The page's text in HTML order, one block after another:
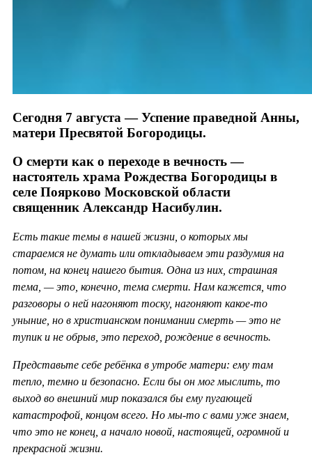
Сегодня 7 августа — Успение праведной Анны,
матери Пресвятой Богородицы.
О смерти как о переходе в вечность —
настоятель храма Рождества Богородицы в
селе Поярково Московской области
священник Александр Насибулин.
Есть такие темы в нашей жизни, о которых мы
стараемся не думать или откладываем эти раздумия на
потом, на конец нашего бытия. Одна из них, страшная
тема, — это, конечно, тема смерти. Нам кажется, что
разговоры о ней нагоняют тоску, нагоняют какое-то
уныние, но в христианском понимании смерть — это не
тупик и не обрыв, это переход, рождение в вечность.
Представьте себе ребёнка в утробе матери: ему там
тепло, темно и безопасно. Если бы он мог мыслить, то
выход во внешний мир показался бы ему пугающей
катастрофой, концом всего. Но мы-то с вами уже знаем,
что это не конец, а начало новой, настоящей, огромной и
прекрасной жизни.